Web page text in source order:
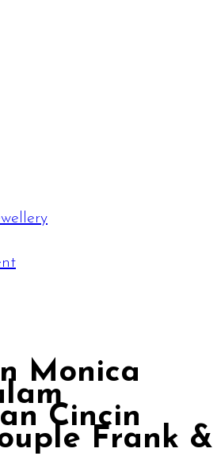
Monica
Cincin
Frank &